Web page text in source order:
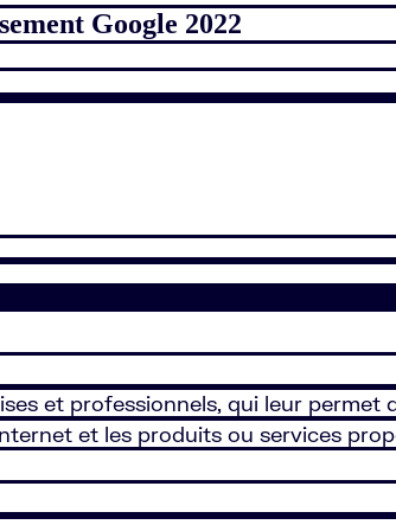
Google 2022
et professionnels, qui leur
et les produits ou services